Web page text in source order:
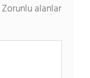
Zorunlu alanlar